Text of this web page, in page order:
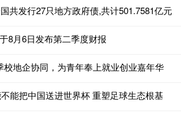
共发行27只地方政府债,共计501.7581亿元
8月6日发布第二季度财报
校地企协同，为青年奉上就业创业嘉年华
不能把中国送进世界杯 重塑足球生态根基